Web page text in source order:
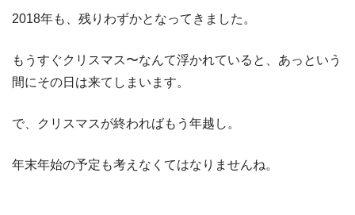
2018年も、残りわずかとなってきました。
もうすぐクリスマス〜なんて浮かれていると、あっという
間にその日は来てしまいます。
で、クリスマスが終わればもう年越し。
年末年始の予定も考えなくてはなりませんね。